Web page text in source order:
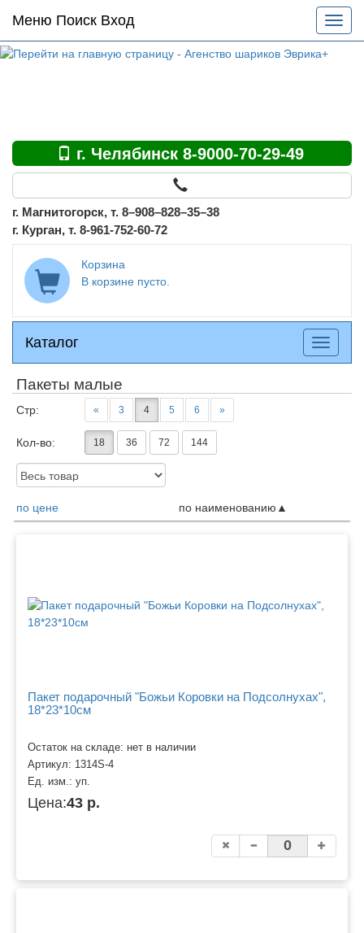
Основное
меню
по
Меню Поиск Вход
меню
г. Челябинск 8-9000-70-29-49
г. Магнитогорск, т. 8–908–828–35–38
г. Курган, т. 8-961-752-60-72
Корзина
В корзине пусто.
Каталог
Каталог
меню
Пакеты малые
Стр: « 3 4 5 6 »
Кол-во: 18 36 72 144
Доступность:
по цене по наименованию
Пакет подарочный "Божьи Коровки на Подсолнухах",
18*23*10см
Остаток на складе: нет в наличии
Артикул: 1314S-4
Ед. изм.: уп.
Цена:43 р.